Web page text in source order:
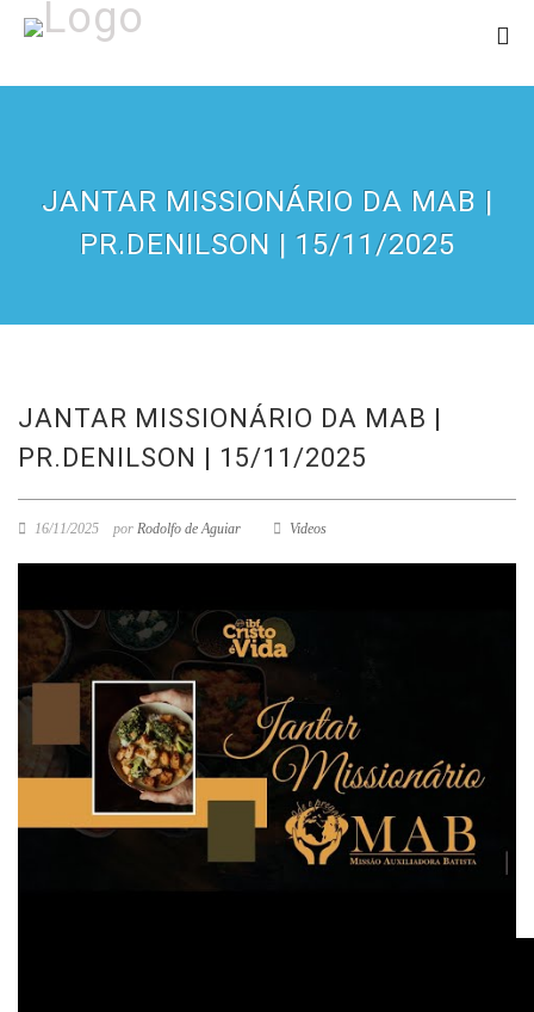
JANTAR MISSIONÁRIO DA MAB |
PR.DENILSON | 15/11/2025
JANTAR MISSIONÁRIO DA MAB |
PR.DENILSON | 15/11/2025
16/11/2025 por Rodolfo de Aguiar Videos